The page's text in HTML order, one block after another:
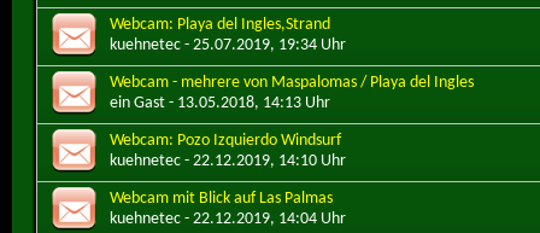
Webcam: Playa del Ingles,Strand
kuehnetec - 25.07.2019, 19:34 Uhr
Webcam - mehrere von Maspalomas / Playa del Ingles
ein Gast - 13.05.2018, 14:13 Uhr
Webcam: Pozo Izquierdo Windsurf
kuehnetec - 22.12.2019, 14:10 Uhr
Webcam mit Blick auf Las Palmas
kuehnetec - 22.12.2019, 14:04 Uhr